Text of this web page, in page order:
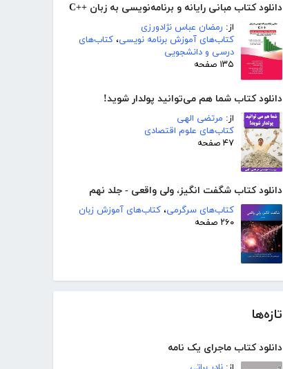
دانلود کتاب مبانی رایانه و برنامه‌نویسی به زبان ++C
از: رمضان عباس نژادورزی
کتاب‌های آموزش برنامه نویسی، کتاب‌های
درسی و دانشجویی
۱۳۵ صفحه
دانلود کتاب شما هم می‌توانید پولدار شوید!
از: مرتضی الهی
کتاب‌های علوم اقتصادی
۴۷ صفحه
دانلود کتاب شگفت انگیز، ولی واقعی - جلد نهم
کتاب‌های سرگرمی، کتاب‌های آموزش زبان
۲۶۰ صفحه
تازه‌ها
دانلود کتاب ماجرای یک نامه